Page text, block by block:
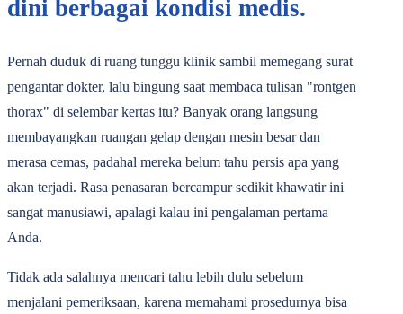
dini berbagai kondisi medis.
Pernah duduk di ruang tunggu klinik sambil memegang surat
pengantar dokter, lalu bingung saat membaca tulisan "rontgen
thorax" di selembar kertas itu? Banyak orang langsung
membayangkan ruangan gelap dengan mesin besar dan
merasa cemas, padahal mereka belum tahu persis apa yang
akan terjadi. Rasa penasaran bercampur sedikit khawatir ini
sangat manusiawi, apalagi kalau ini pengalaman pertama
Anda.
Tidak ada salahnya mencari tahu lebih dulu sebelum
menjalani pemeriksaan, karena memahami prosedurnya bisa